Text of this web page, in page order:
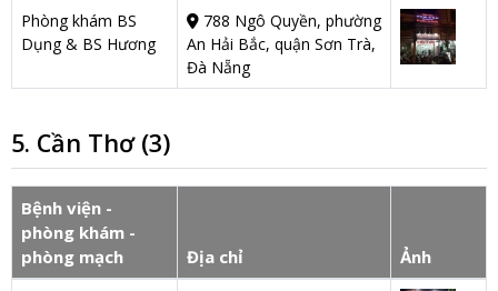
Phòng khám BS
Dụng & BS Hương
788 Ngô Quyền, phường
An Hải Bắc, quận Sơn Trà,
Đà Nẵng
5. Cần Thơ (3)
Bệnh viện -
phòng khám -
phòng mạch
Địa chỉ Ảnh